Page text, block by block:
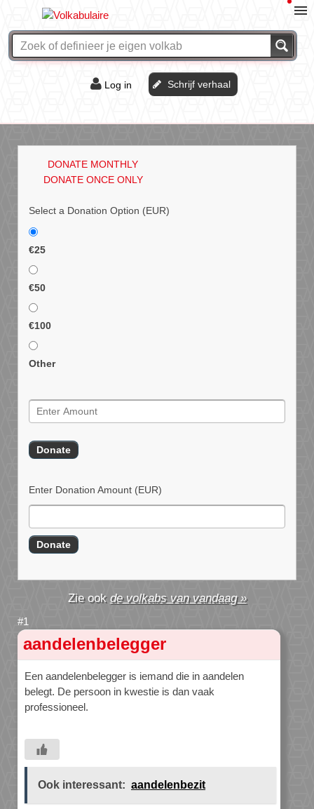
Log in Schrijf verhaal
DONATE MONTHLY
DONATE ONCE ONLY
Select a Donation Option (EUR)
€25
€50
€100
Other
Enter Donation Amount (EUR)
de volkabs van vandaag »
aandelenbelegger
Een aandelenbelegger is iemand die in aandelen
belegt. De persoon in kwestie is dan vaak
professioneel.
Ook interessant: aandelenbezit